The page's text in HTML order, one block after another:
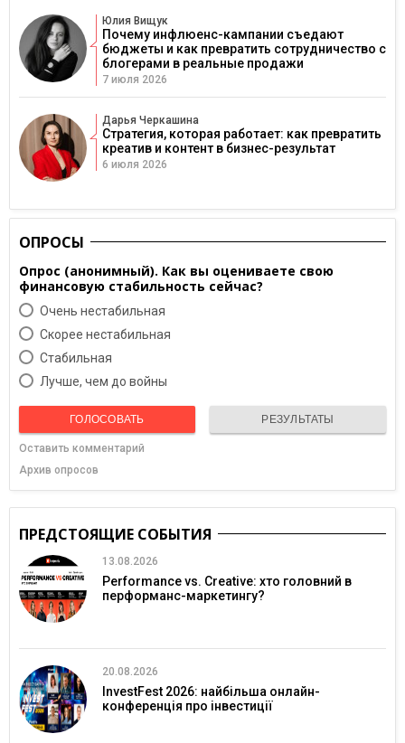
Юлия Вищук
Почему инфлюенс-кампании съедают
бюджеты и как превратить сотрудничество с
блогерами в реальные продажи
7 июля 2026
Дарья Черкашина
Стратегия, которая работает: как превратить
креатив и контент в бизнес-результат
6 июля 2026
ОПРОСЫ
Опрос (анонимный). Как вы оцениваете свою
финансовую стабильность сейчас?
Очень нестабильная
Скорее нестабильная
Cтабильная
Лучше, чем до войны
ГОЛОСОВАТЬ РЕЗУЛЬТАТЫ
Оставить комментарий
Архив опросов
ПРЕДСТОЯЩИЕ СОБЫТИЯ
13.08.2026
Performance vs. Creative: хто головний в
перформанс-маркетингу?
20.08.2026
InvestFest 2026: найбільша онлайн-
конференція про інвестиції